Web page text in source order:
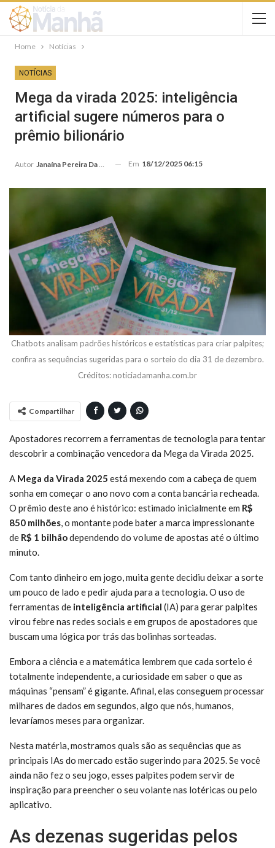
Home Notícias
NOTÍCIAS
Mega da virada 2025: inteligência
artificial sugere números para o
prêmio bilionário
Autor Janaína Pereira Da Silva Em 18/12/2025 06:15
Chatbots analisam padrões históricos e estatísticas para criar palpites;
confira as sequências sugeridas para o sorteio do dia 31 de dezembro.
Créditos: noticiadamanha.com.br
Compartilhar
Apostadores recorrem a ferramentas de tecnologia para tentar
descobrir a combinação vencedora da Mega da Virada 2025.
A Mega da Virada 2025 está mexendo com a cabeça de quem
sonha em começar o ano novo com a conta bancária recheada.
O prêmio deste ano é histórico: estimado inicialmente em R$
850 milhões, o montante pode bater a marca impressionante
de R$ 1 bilhãodependendo do volume de apostas até o último
minuto.
Com tanto dinheiro em jogo, muita gente decidiu deixar a sorte
um pouco de lado e pedir ajuda para a tecnologia. O uso de
ferramentas de inteligência artificial (IA) para gerar palpites
virou febre nas redes sociais e em grupos de apostadores que
buscam uma lógica por trás das bolinhas sorteadas.
Embora a ciência e a matemática lembrem que cada sorteio é
totalmente independente, a curiosidade em saber o que as
máquinas “pensam” é gigante. Afinal, elas conseguem processar
milhares de dados em segundos, algo que nós, humanos,
levaríamos meses para organizar.
Nesta matéria, mostramos quais são as sequências que as
principais IAs do mercado estão sugerindo para 2025. Se você
ainda não fez o seu jogo, esses palpites podem servir de
inspiração para preencher o seu volante nas lotéricas ou pelo
aplicativo.
As dezenas sugeridas pelos